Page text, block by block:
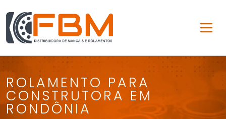
ROLAMENTO PARA
CONSTRUTORA EM
RONDÔNIA